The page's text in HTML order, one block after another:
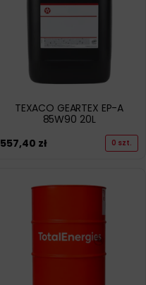
TEXACO GEARTEX EP-A
85W90 20L
557,40 zł 0 szt.